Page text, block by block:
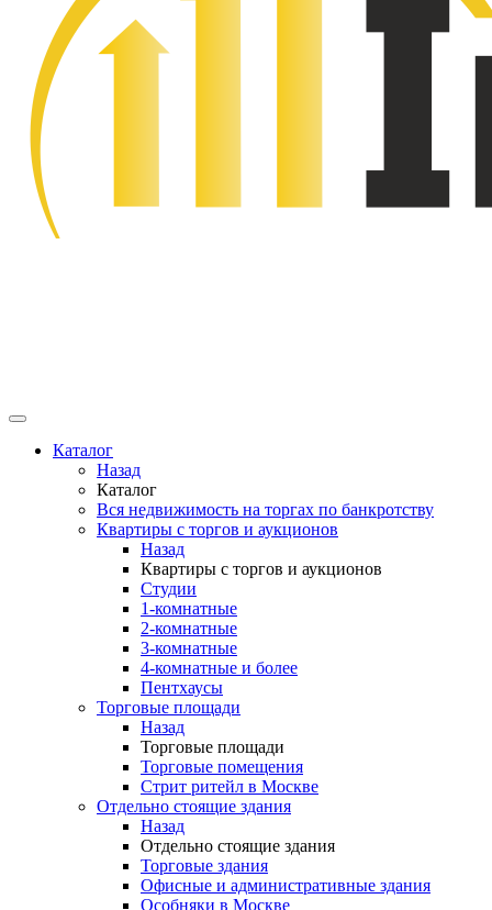
Каталог
Назад
Каталог
Вся недвижимость на торгах по банкротству
Квартиры с торгов и аукционов
Назад
Квартиры с торгов и аукционов
Cтудии
1-комнатные
2-комнатные
3-комнатные
4-комнатные и более
Пентхаусы
Торговые площади
Назад
Торговые площади
Торговые помещения
Стрит ритейл в Москве
Отдельно стоящие здания
Назад
Отдельно стоящие здания
Торговые здания
Офисные и административные здания
Особняки в Москве